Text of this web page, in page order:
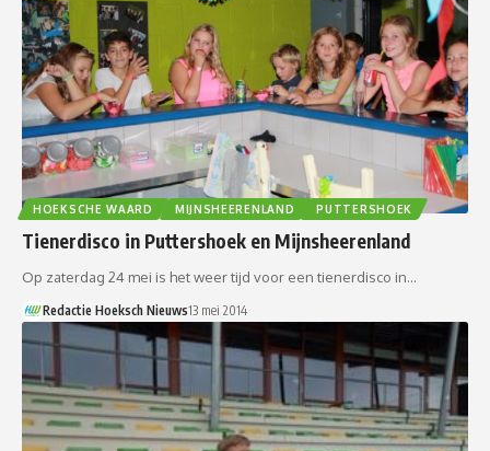
HOEKSCHE WAARD MIJNSHEERENLAND PUTTERSHOEK
Tienerdisco in Puttershoek en Mijnsheerenland
Op zaterdag 24 mei is het weer tijd voor een tienerdisco in…
Redactie Hoeksch Nieuws13 mei 2014